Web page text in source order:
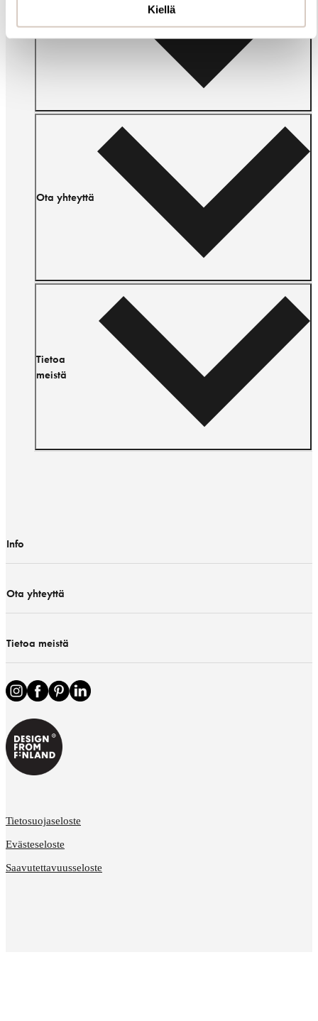
Kiellä
Info
Ota yhteyttä
Tietoa
meistä
Info
Ota yhteyttä
Tietoa meistä
Tietosuojaseloste
Evästeseloste
Saavutettavuusseloste